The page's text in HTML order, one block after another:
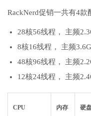
RackNerd促销一共有4款
28核56线程， 主频
8核16线程， 主频
48核96线程， 主频
12核24线程， 主频
CPU 内存 硬